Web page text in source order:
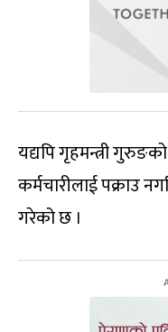
यद्यपि गृहमन्त्री
कर्मचारीलाई पक्राउ
गरेको छ ।